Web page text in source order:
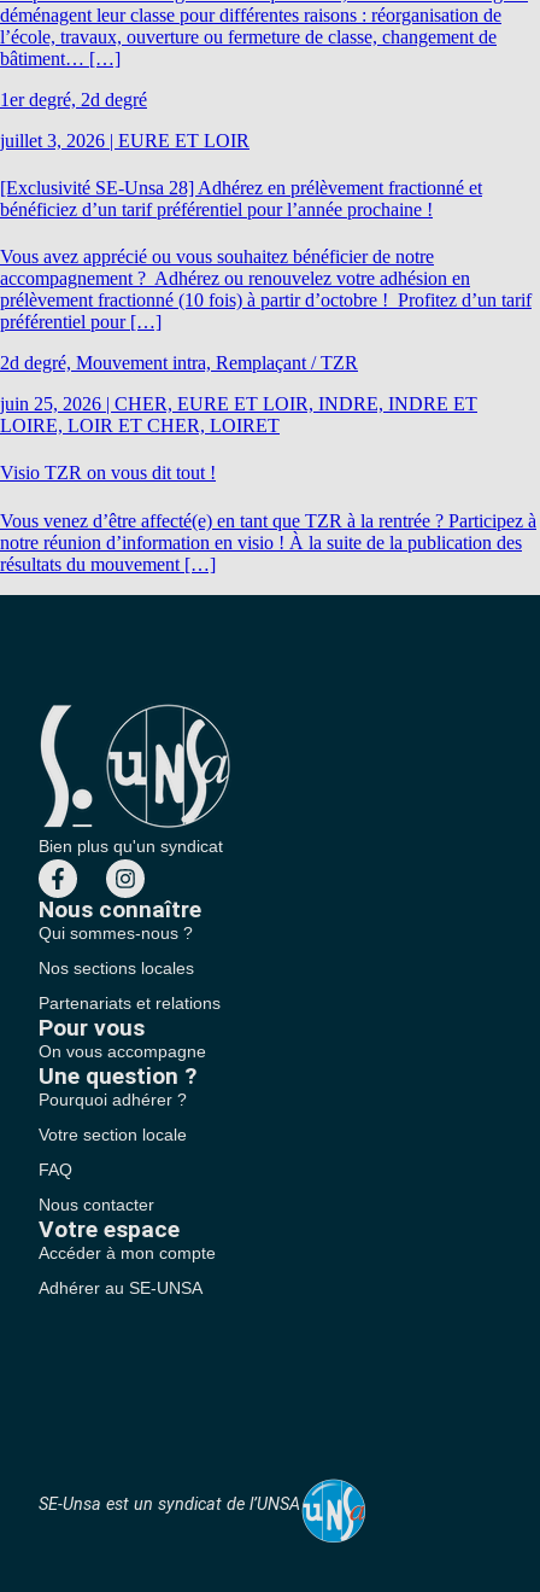
déménagent leur classe pour différentes raisons : réorganisation de
l’école, travaux, ouverture ou fermeture de classe, changement de
bâtiment… […]
1er degré, 2d degré
juillet 3, 2026 | EURE ET LOIR
[Exclusivité SE-Unsa 28] Adhérez en prélèvement fractionné et
bénéficiez d’un tarif préférentiel pour l’année prochaine !
Vous avez apprécié ou vous souhaitez bénéficier de notre
accompagnement ? Adhérez ou renouvelez votre adhésion en
prélèvement fractionné (10 fois) à partir d’octobre ! Profitez d’un tarif
préférentiel pour […]
2d degré, Mouvement intra, Remplaçant / TZR
juin 25, 2026 | CHER, EURE ET LOIR, INDRE, INDRE ET
LOIRE, LOIR ET CHER, LOIRET
Visio TZR on vous dit tout !
Vous venez d’être affecté(e) en tant que TZR à la rentrée ? Participez à
notre réunion d’information en visio ! À la suite de la publication des
résultats du mouvement […]
Bien plus qu'un syndicat
Nous connaître
Qui sommes-nous ?
Nos sections locales
Partenariats et relations
Pour vous
On vous accompagne
Une question ?
Pourquoi adhérer ?
Votre section locale
FAQ
Nous contacter
Votre espace
Accéder à mon compte
Adhérer au SE-UNSA
SE-Unsa est un syndicat de l’UNSA